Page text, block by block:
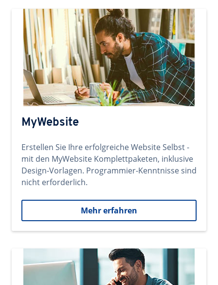
MyWebsite
Erstellen Sie Ihre erfolgreiche Website Selbst -
mit den MyWebsite Komplettpaketen, inklusive
Design-Vorlagen. Programmier-Kenntnisse sind
nicht erforderlich.
Mehr erfahren